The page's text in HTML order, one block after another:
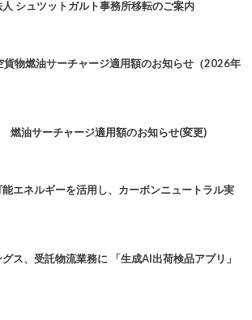
シュツットガルト事務所移転のご案内
貨物燃油サーチャージ適用額のお知らせ（2026年
油サーチャージ適用額のお知らせ(変更)
エネルギーを活用し、カーボンニュートラル実
ス、受託物流業務に 「生成AI出荷検品アプリ」